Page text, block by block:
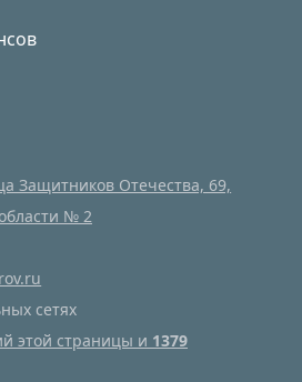
Защитников Отечества, 69,
№ 2
сетях
этой страницы и 1379